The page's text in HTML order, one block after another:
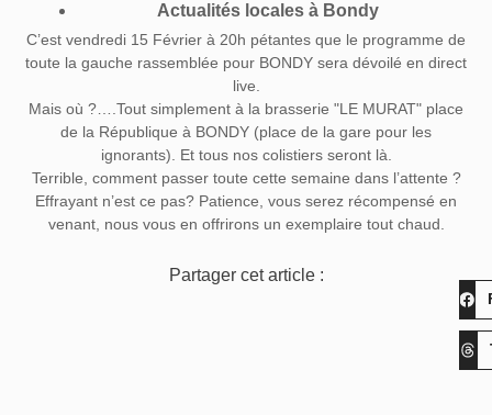
Actualités locales à Bondy
C’est vendredi 15 Février à 20h pétantes que le programme de
toute la gauche rassemblée pour BONDY sera dévoilé en direct
live.
Mais où ?….Tout simplement à la brasserie "LE MURAT" place
de la République à BONDY (place de la gare pour les
ignorants). Et tous nos colistiers seront là.
Terrible, comment passer toute cette semaine dans l’attente ?
Effrayant n’est ce pas? Patience, vous serez récompensé en
venant, nous vous en offrirons un exemplaire tout chaud.
Partager cet article :